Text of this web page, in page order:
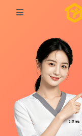
同城按摩
上门按摩
养生按摩
登录